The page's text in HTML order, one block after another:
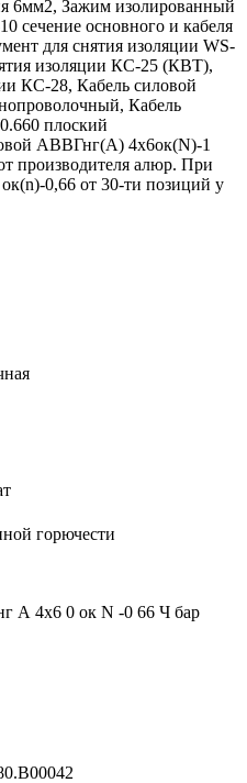
6мм2, Зажим изолированный
сечение основного и кабеля
для снятия изоляции WS-
изоляции КС-25 (КВТ),
КС-28, Кабель силовой
Кабель
плоский
АВВГнг(А) 4х6ок(N)-1
производителя алюр. При
0,66 от 30-ти позиций у
горючести
А 4х6 0 ок N -0 66 Ч бар